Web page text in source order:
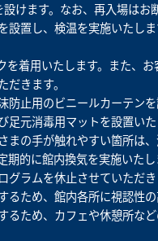
けます。なお、再入場はお
設置し、検温を実施いたし
を着用いたします。また、
きます。
防止用のビニールカーテンを
足元消毒用マットを設置いた
まの手が触れやすい箇所は、
的に館内換気を実施いたし
グラムを休止させていただき
るため、館内各所に視認性
るため、カフェや休憩所な